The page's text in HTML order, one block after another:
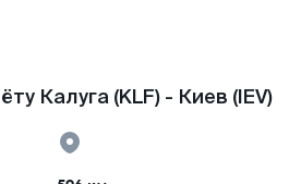
Калуга (KLF) - Киев (IEV)